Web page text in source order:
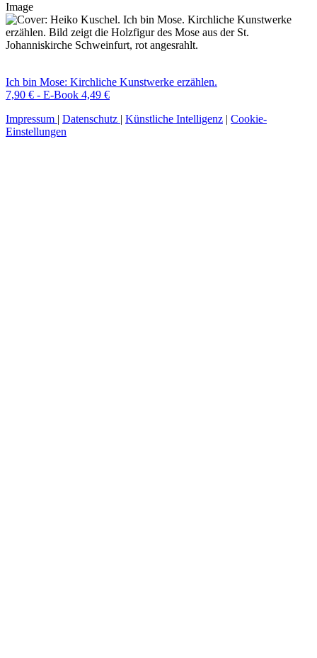
Image
Ich bin Mose: Kirchliche Kunstwerke erzählen.
7,90 € - E-Book 4,49 €
Impressum | Datenschutz | Künstliche Intelligenz | Cookie-
Einstellungen